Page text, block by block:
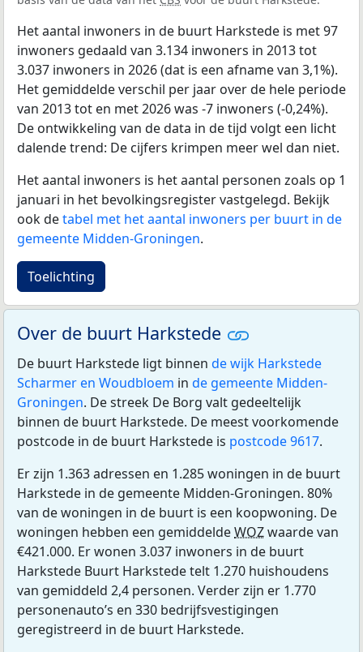
Het aantal inwoners in de buurt Harkstede is met 97
inwoners gedaald van 3.134 inwoners in 2013 tot
3.037 inwoners in 2026 (dat is een afname van 3,1%).
Het gemiddelde verschil per jaar over de hele periode
van 2013 tot en met 2026 was -7 inwoners (-0,24%).
De ontwikkeling van de data in de tijd volgt een licht
dalende trend: De cijfers krimpen meer wel dan niet.
Het aantal inwoners is het aantal personen zoals op 1
januari in het bevolkingsregister vastgelegd. Bekijk
ook detabel met het aantal inwoners per buurt in de
gemeente Midden-Groningen.
Toelichting
Over de buurt Harkstede
De buurt Harkstede ligt binnen de wijk Harkstede
Scharmer en Woudbloem in de gemeente Midden-
Groningen. De streek De Borg valt gedeeltelijk
binnen de buurt Harkstede. De meest voorkomende
postcode in de buurt Harkstede is postcode 9617.
Er zijn 1.363 adressen en 1.285 woningen in de buurt
Harkstede in de gemeente Midden-Groningen. 80%
van de woningen in de buurt is een koopwoning. De
woningen hebben een gemiddeldeWOZwaarde van
€421.000. Er wonen 3.037 inwoners in de buurt
Harkstede Buurt Harkstede telt 1.270 huishoudens
van gemiddeld 2,4 personen. Verder zijn er 1.770
personenauto’s en 330 bedrijfsvestigingen
geregistreerd in de buurt Harkstede.